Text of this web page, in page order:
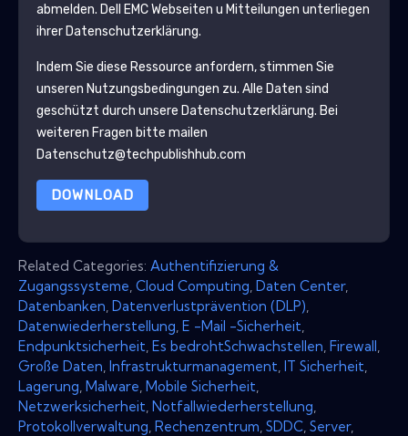
abmelden. Dell EMCWebseiten u Mitteilungen unterliegen
ihrer Datenschutzerklärung.
Indem Sie diese Ressource anfordern, stimmen Sie
unseren Nutzungsbedingungen zu. Alle Daten sind
geschützt durch unsere Datenschutzerklärung. Bei
weiteren Fragen bitte mailen
Datenschutz@techpublishhub.com
DOWNLOAD
Related Categories: Authentifizierung &
Zugangssysteme Cloud Computing Daten Center,
Datenbanken Datenverlustprävention (DLP)
Datenwiederherstellung E -Mail -Sicherheit
Endpunktsicherheit Es bedrohtSchwachstellen Firewall
Große Daten Infrastrukturmanagement IT Sicherheit
Lagerung Malware Mobile Sicherheit
Netzwerksicherheit Notfallwiederherstellung
Protokollverwaltung Rechenzentrum SDDC Server,